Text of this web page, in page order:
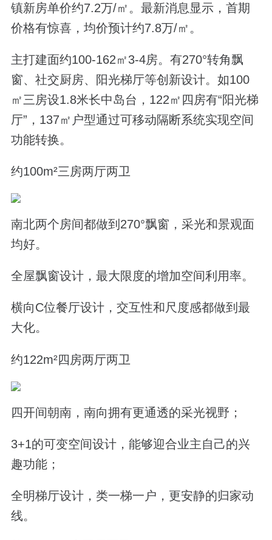
镇新房单价约7.2万/㎡。最新消息显示，首期
价格有惊喜，均价预计约7.8万/㎡。
主打建面约100-162㎡3-4房。有270°转角飘
窗、社交厨房、阳光梯厅等创新设计。如100
㎡三房设1.8米长中岛台，122㎡四房有“阳光梯
厅”，137㎡户型通过可移动隔断系统实现空间
功能转换。
约100m²三房两厅两卫
南北两个房间都做到270°飘窗，采光和景观面
均好。
全屋飘窗设计，最大限度的增加空间利用率。
横向C位餐厅设计，交互性和尺度感都做到最
大化。
约122m²四房两厅两卫
四开间朝南，南向拥有更通透的采光视野；
3+1的可变空间设计，能够迎合业主自己的兴
趣功能；
全明梯厅设计，类一梯一户，更安静的归家动
线。